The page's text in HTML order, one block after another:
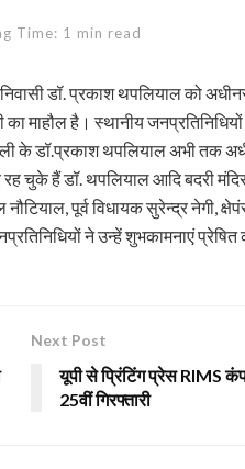
Time: 1 min read
डॉ. प्रकाश थपलियाल को
माहौल है। स्थानीय जनप्रतिनिधियों
के डॉ.प्रकाश थपलियाल अभी तक
चुके हैं डॉ. थपलियाल आदि बदरी मंदिर
पूर्व विधायक सुरेन्द्र नेगी,
ने उन्हें शुभकामनाएं प्रेषित
Next Post
यूपी से प्रिंटिंग प्रेस RIMS
25वीं गिरफ्तारी